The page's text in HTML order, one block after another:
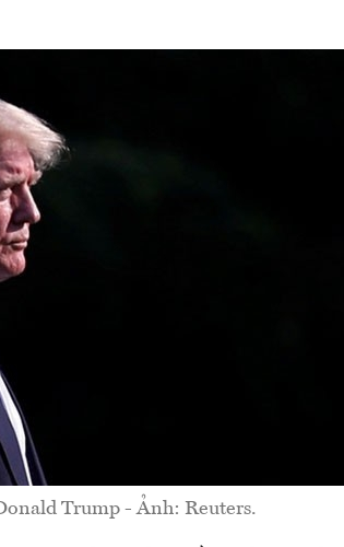
Trump - Ảnh: Reuters.